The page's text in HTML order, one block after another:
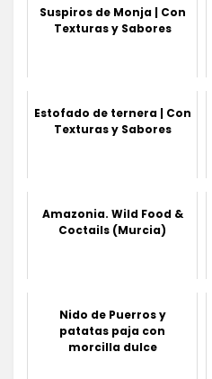
Suspiros de Monja | Con
Texturas y Sabores
Estofado de ternera | Con
Texturas y Sabores
Amazonia. Wild Food &
Coctails (Murcia)
Nido de Puerros y
patatas paja con
morcilla dulce